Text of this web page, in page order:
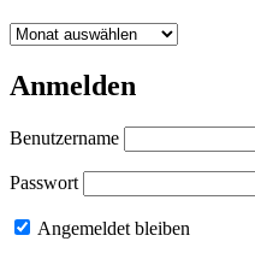
Beitragsarchiv
Anmelden
Benutzername
Passwort
Angemeldet bleiben